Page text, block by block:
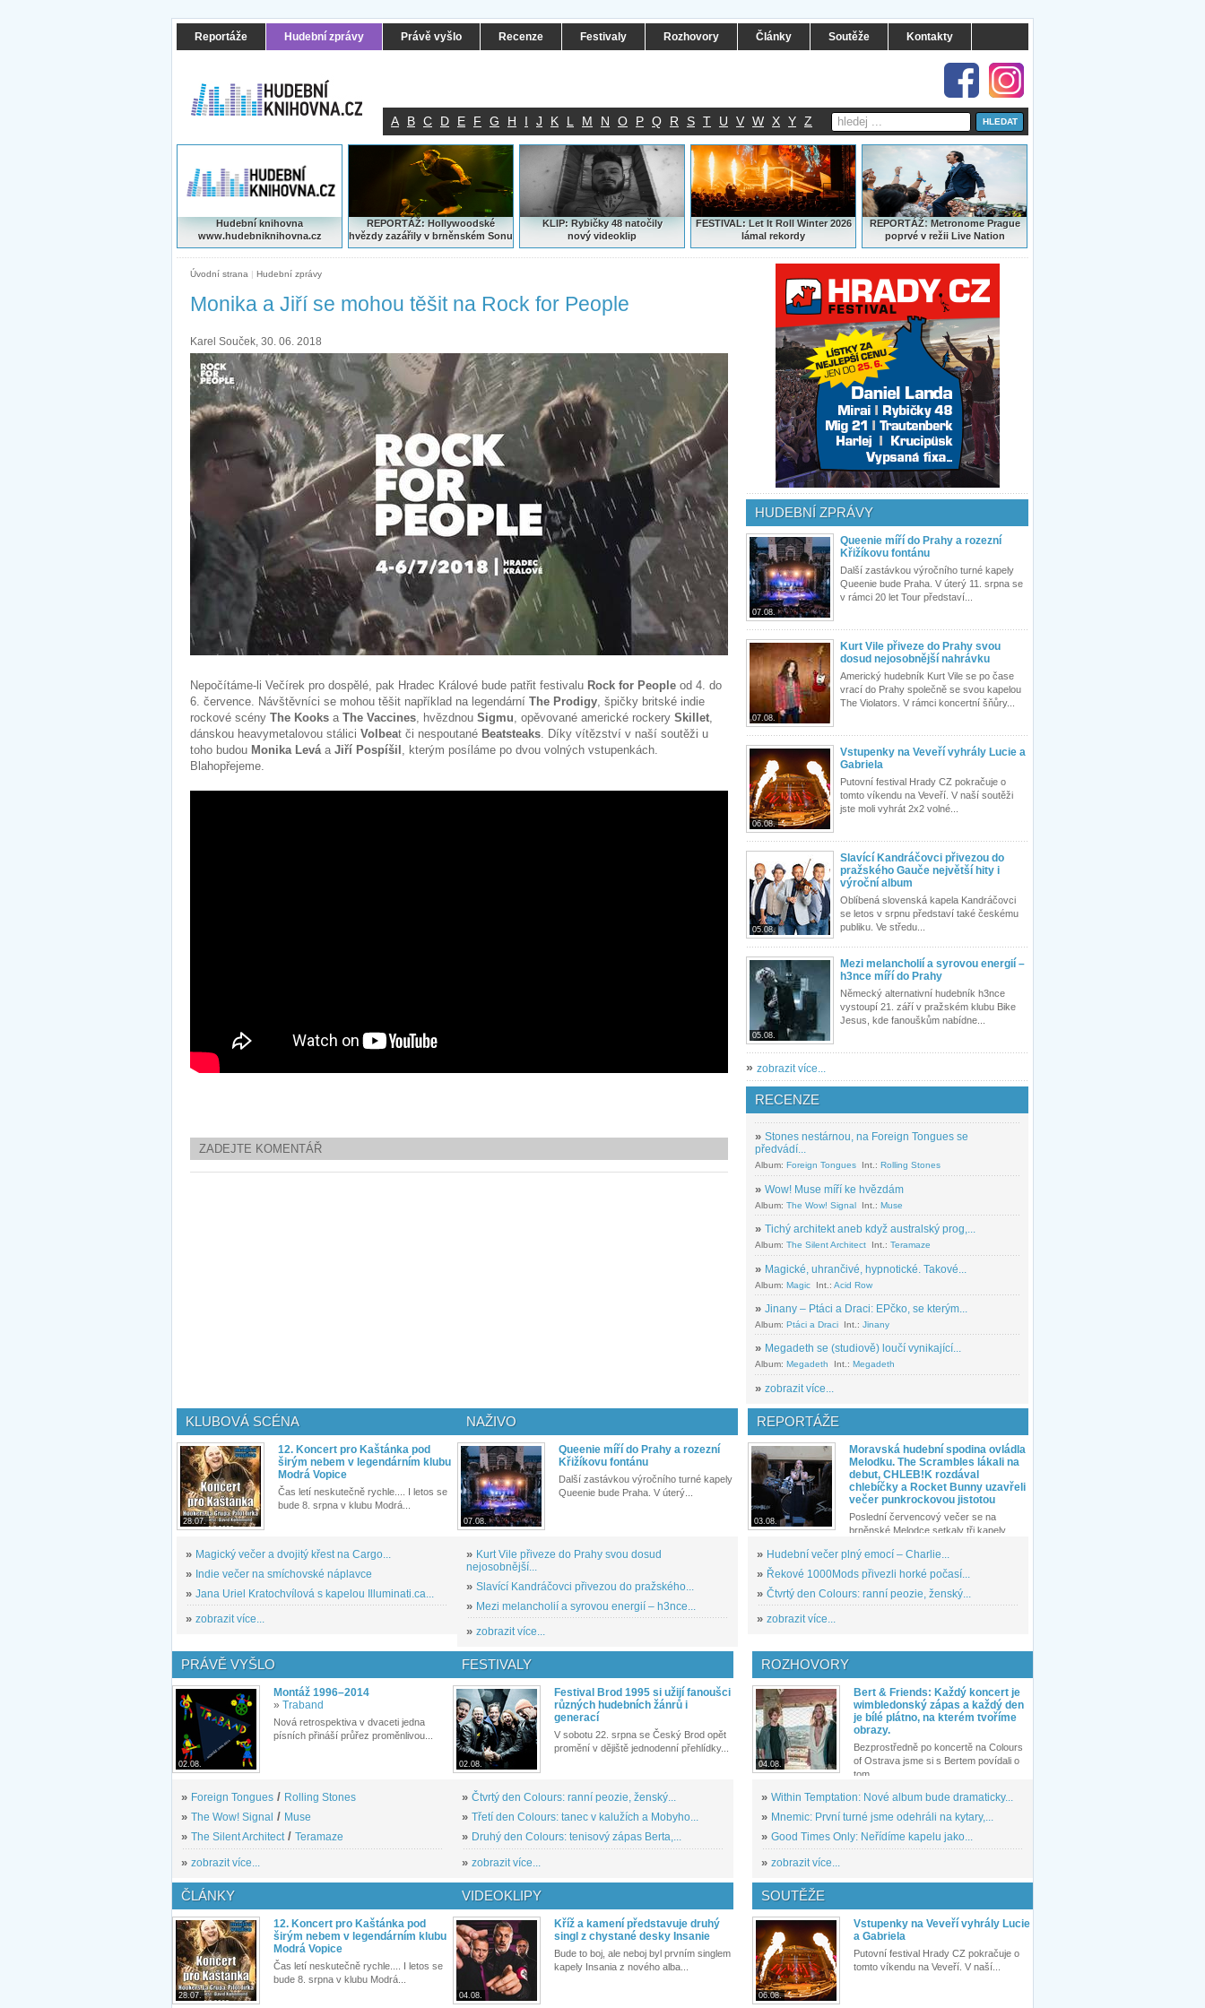
Reportáže Hudební zprávy Právě vyšlo Recenze Festivaly Rozhovory Články Soutěže Kontakty
A B C D E F G H I J K L M N O P Q R S T U V W X Y Z
Hudební knihovna
www.hudebniknihovna.cz
REPORTÁŽ: Hollywoodské
hvězdy zazářily v brněnském Sonu
KLIP: Rybičky 48 natočily
nový videoklip
FESTIVAL: Let It Roll Winter 2026
lámal rekordy
REPORTÁŽ:Metronome Prague
poprvé v režii Live Nation
Úvodní strana | Hudební zprávy
Monika a Jiří se mohou těšit na Rock for People
Karel Souček, 30. 06. 2018
Nepočítáme-li Večírek pro dospělé, pak Hradec Králové bude patřit festivalu Rock for People od 4. do
6. července. Návštěvníci se mohou těšit například na legendární The Prodigy, špičky britské indie
rockové scény The Kooks a The Vaccines, hvězdnou Sigmu, opěvované americké rockery Skillet,
dánskou heavymetalovou stálici Volbeat či nespoutané Beatsteaks. Díky vítězství v naší soutěži u
toho budou Monika Leváa Jiří Pospíšil , kterým posíláme po dvou volných vstupenkách.
Blahopřejeme.
ZADEJTE KOMENTÁŘ
HUDEBNÍ ZPRÁVY
07.08.
Queenie míří do Prahy a rozezní
Křižíkovu fontánu
Další zastávkou výročního turné kapely
Queenie bude Praha. V úterý 11. srpna se
v rámci 20 let Tour představí...
07.08.
Kurt Vile přiveze do Prahy svou
dosud nejosobnější nahrávku
Americký hudebník Kurt Vile se po čase
vrací do Prahy společně se svou kapelou
The Violators. V rámci koncertní šňůry...
06.08.
Vstupenky na Veveří vyhrály Lucie a
Gabriela
Putovní festival Hrady CZ pokračuje o
tomto víkendu na Veveří. V naší soutěži
jste moli vyhrát 2x2 volné...
05.08.
Slavící Kandráčovci přivezou do
pražského Gauče největší hity i
výroční album
Oblíbená slovenská kapela Kandráčovci
se letos v srpnu představí také českému
publiku. Ve středu...
05.08.
Mezi melancholií a syrovou energií –
h3nce míří do Prahy
Německý alternativní hudebník h3nce
vystoupí 21. září v pražském klubu Bike
Jesus, kde fanouškům nabídne...
» zobrazit více...
RECENZE
» Stones nestárnou, na Foreign Tongues se
předvádí...
Album: Foreign Tongues Int.: Rolling Stones
» Wow! Muse míří ke hvězdám
Album: The Wow! Signal Int.: Muse
» Tichý architekt aneb když australský prog,...
Album: The Silent Architect Int.: Teramaze
» Magické, uhrančivé, hypnotické. Takové...
Album: Magic Int.: Acid Row
» Jinany – Ptáci a Draci: EPčko, se kterým...
Album: Ptáci a Draci Int.: Jinany
» Megadeth se (studiově) loučí vynikající...
Album: Megadeth Int.: Megadeth
» zobrazit více...
KLUBOVÁ SCÉNA
28.07.
12. Koncert pro Kaštánka pod
širým nebem v legendárním klubu
Modrá Vopice
Čas letí neskutečně rychle.... I letos se
bude 8. srpna v klubu Modrá...
» Magický večer a dvojitý křest na Cargo...
» Indie večer na smíchovské náplavce
» Jana Uriel Kratochvílová s kapelou Illuminati.ca...
» zobrazit více...
NAŽIVO
07.08.
Queenie míří do Prahy a rozezní
Křižíkovu fontánu
Další zastávkou výročního turné kapely
Queenie bude Praha. V úterý...
» Kurt Vile přiveze do Prahy svou dosud
nejosobnější...
» Slavící Kandráčovci přivezou do pražského...
» Mezi melancholií a syrovou energií – h3nce...
» zobrazit více...
REPORTÁŽE
03.08.
Moravská hudební spodina ovládla
Melodku. The Scrambles lákali na
debut, CHLEB!K rozdával
chlebíčky a Rocket Bunny uzavřeli
večer punkrockovou jistotou
Poslední červencový večer se na
brněnské Melodce setkaly tři kapely...
» Hudební večer plný emocí – Charlie...
» Řekové 1000Mods přivezli horké počasí...
» Čtvrtý den Colours: ranní peozie, ženský...
» zobrazit více...
PRÁVĚ VYŠLO
02.08.
Montáž 1996–2014
» Traband
Nová retrospektiva v dvaceti jedna
písních přináší průřez proměnlivou...
» Foreign Tongues / Rolling Stones
» The Wow! Signal / Muse
» The Silent Architect/ Teramaze
» zobrazit více...
FESTIVALY
02.08.
Festival Brod 1995 si užijí fanoušci
různých hudebních žánrů i
generací
V sobotu 22. srpna se Český Brod opět
promění v dějiště jednodenní přehlídky...
» Čtvrtý den Colours: ranní peozie, ženský...
» Třetí den Colours: tanec v kalužích a Mobyho...
» Druhý den Colours: tenisový zápas Berta,...
» zobrazit více...
ROZHOVORY
04.08.
Bert & Friends: Každý koncert je
wimbledonský zápas a každý den
je bílé plátno, na kterém tvoříme
obrazy.
Bezprostředně po koncertě na Colours
of Ostrava jsme si s Bertem povídali o
tom,...
» Within Temptation: Nové album bude dramaticky...
» Mnemic: První turné jsme odehráli na kytary,...
» Good Times Only: Neřídíme kapelu jako...
» zobrazit více...
ČLÁNKY
28.07.
12. Koncert pro Kaštánka pod
širým nebem v legendárním klubu
Modrá Vopice
Čas letí neskutečně rychle.... I letos se
bude 8. srpna v klubu Modrá...
VIDEOKLIPY
04.08.
Kříž a kamení představuje druhý
singl z chystané desky Insanie
Bude to boj, ale neboj byl prvním singlem
kapely Insania z nového alba...
SOUTĚŽE
06.08.
Vstupenky na Veveří vyhrály Lucie
a Gabriela
Putovní festival Hrady CZ pokračuje o
tomto víkendu na Veveří. V naší...